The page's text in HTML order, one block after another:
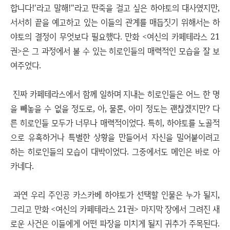
합니다!'라고 말해!"라고 딴죽을 걸고 싶은 하야토의 대사였지만,
서서히 끝을 예고하고 있는 이들의 관계를 매듭짓기 위해서는 하
야토의 결정이 무엇보다 필요했다. 만화 <여신의 카페테라스 21
권>은 그 과정에서 볼 수 있는 히로인들의 매력적인 모습을 잘 보
여주었다.
진짜 카페테라스에서 함께 일하며 지내는 히로인들은 어느 한 명
을 빼놓을 수 없을 정도로, 아, 물론, 아미 정도는 괜찮겠지만? 다
른 히로인들 모두가 너무나 매력적이었다. 특히, 하야토를 노골적
으로 유혹하거나 특별한 상황을 만들어서 자신을 밀어붙이려고
하는 히로인들의 모습이 대박이었다. 그중에서도 메인은 바로 아
카네다.
과연 우리 주인공 카스카베 하야토가 선택할 인물은 누가 될지,
그리고 만화 <여신의 카페테라스 21권> 마지막 장에서 그려진 새
로운 사건은 이들에게 어떤 파장을 미치게 될지 귀추가 주목된다.